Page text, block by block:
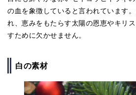
の血を象徴していると言われています
れ、恵みをもたらす太陽の恩恵やキリ
すために欠かせません。
白の素材